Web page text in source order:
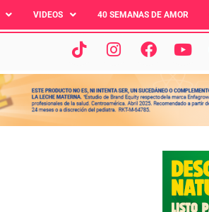
VIDEOS 40 SEMANAS DE AMOR